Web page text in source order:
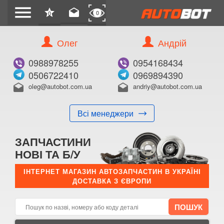
menu star
0 drafts 0
Олег
0988978255
0506722410
drafts oleg@autobot.com.ua
Всі менеджери
Андрій
0954168434
0969894390
drafts andriy@autobot.com.ua
ЗАПЧАСТИНИ
НОВІ ТА Б/У
ІНТЕРНЕТ МАГАЗИН АВТОЗАПЧАСТИН В УКРАЇНІ
ДОСТАВКА З ЄВРОПИ
КУПИТИ
Оригінальний номер:
Примітка:
E-mail:
Телефон: